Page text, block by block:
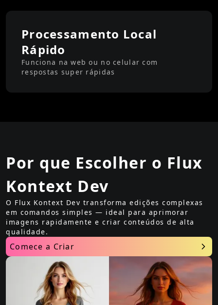
Processamento Local
Rápido
Funciona na web ou no celular com
respostas super rápidas
Por que Escolher o Flux
Kontext Dev
O Flux Kontext Dev transforma edições complexas
em comandos simples — ideal para aprimorar
imagens rapidamente e criar conteúdos de alta
qualidade.
Comece a Criar